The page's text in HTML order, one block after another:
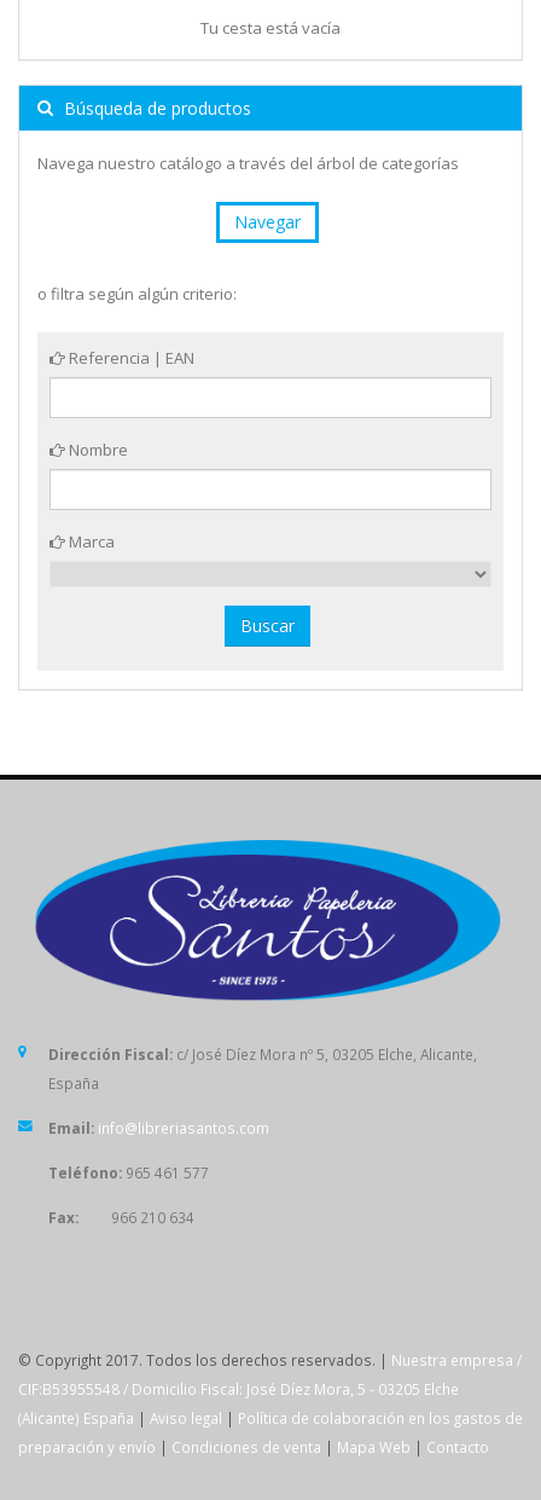
Tu cesta está vacía
Búsqueda de productos
Navega nuestro catálogo a través del árbol de categorías
Navegar
o filtra según algún criterio:
Referencia | EAN
Nombre
Marca
Dirección Fiscal: c/ José Díez Mora nº 5, 03205 Elche, Alicante,
España
Email: info@libreriasantos.com
Teléfono: 965 461 577
Fax: 966 210 634
© Copyright 2017. Todos los derechos reservados. | Nuestra empresa /
CIF:B53955548 / Domicilio Fiscal: José Díez Mora, 5 - 03205 Elche
(Alicante) España | Aviso legal | Política de colaboración en los gastos de
preparación y envío | Condiciones de venta | Mapa Web | Contacto